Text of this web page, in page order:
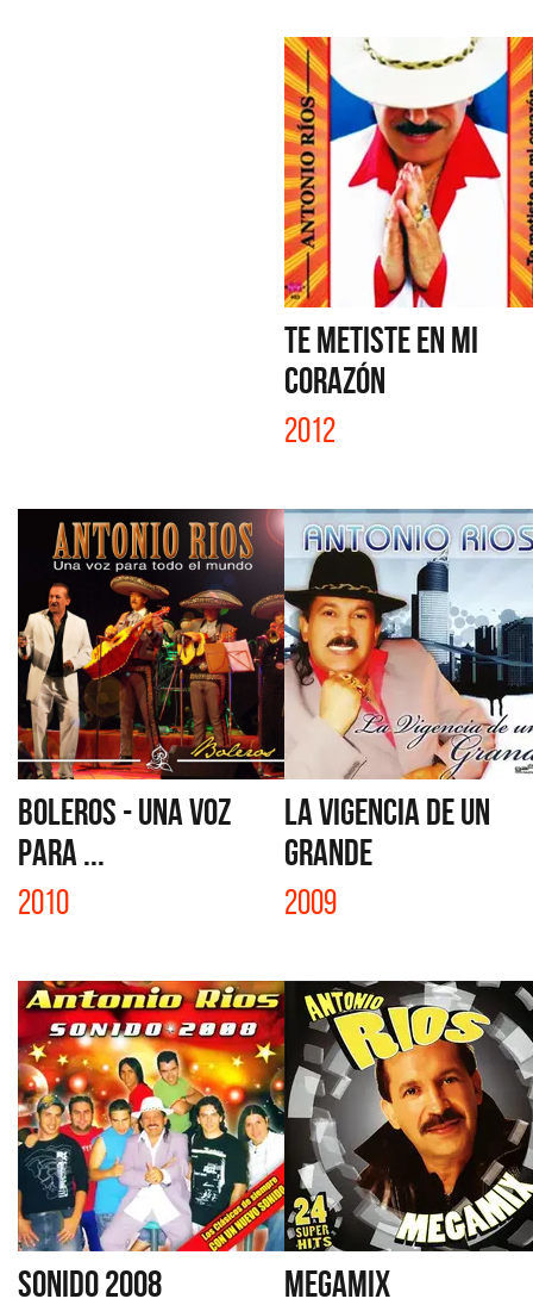
TE METISTE EN MI
CORAZÓN
2012
BOLEROS - UNA VOZ
PARA ...
2010
LA VIGENCIA DE UN
GRANDE
2009
SONIDO 2008 MEGAMIX